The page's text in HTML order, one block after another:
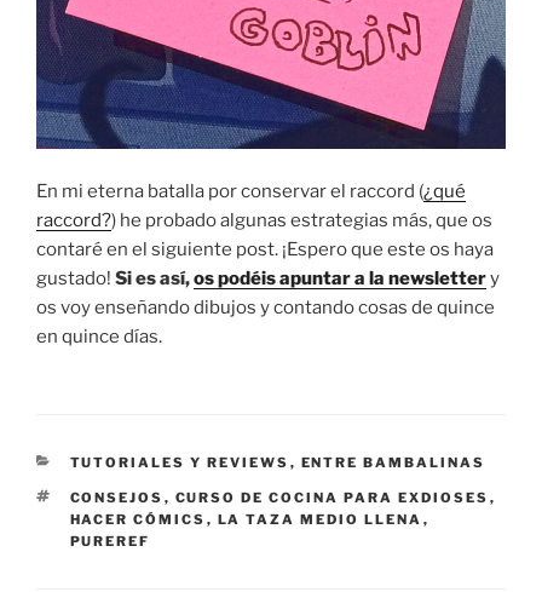
En mi eterna batalla por conservar el raccord (¿qué
raccord?) he probado algunas estrategias más, que os
contaré en el siguiente post. ¡Espero que este os haya
gustado! Si es así,os podéis apuntar a la newslettery
os voy enseñando dibujos y contando cosas de quince
en quince días.
CATEGORIES
TUTORIALES Y REVIEWS , ENTRE BAMBALINAS
TAGS
CONSEJOS , CURSO DE COCINA PARA EXDIOSES ,
HACER CÓMICS , LA TAZA MEDIO LLENA ,
PUREREF